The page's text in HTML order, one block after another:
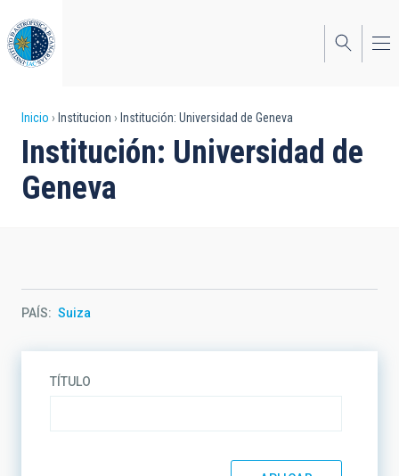
al
contenido
principal
Sobrescribir
enlaces
de
navegación
Inicio Institucion Institución: Universidad de Geneva
Institución: Universidad de
Geneva
PAÍS Suiza
TÍTULO